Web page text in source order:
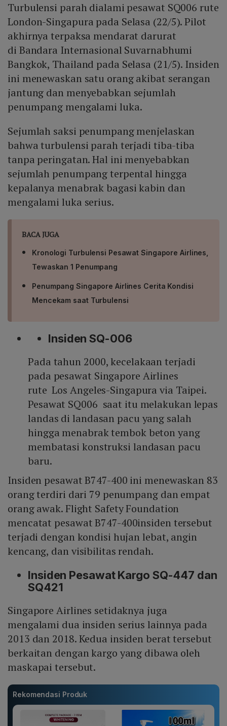
Turbulensi parah dialami pesawat SQ006 rute
London-Singapura pada Selasa (22/5). Pilot
akhirnya terpaksa mendarat darurat
di Bandara Internasional Suvarnabhumi
Bangkok, Thailand pada Selasa (21/5). Insiden
ini menewaskan satu orang akibat serangan
jantung dan menyebabkan sejumlah
penumpang mengalami luka.
Sejumlah saksi penumpang menjelaskan
bahwa turbulensi parah terjadi tiba-tiba
tanpa peringatan. Hal ini menyebabkan
sejumlah penumpang terpental hingga
kepalanya menabrak bagasi kabin dan
mengalami luka serius.
BACA JUGA
Kronologi Turbulensi Pesawat Singapore Airlines,
Tewaskan 1 Penumpang
Penumpang Singapore Airlines Cerita Kondisi
Mencekam saat Turbulensi
Insiden SQ-006
Pada tahun 2000, kecelakaan terjadi
pada pesawat Singapore Airlines
rute Los Angeles-Singapura via Taipei.
Pesawat SQ006 saat itu melakukan lepas
landas di landasan pacu yang salah
hingga menabrak tembok beton yang
membatasi konstruksi landasan pacu
baru.
Insiden pesawat B747-400 ini menewaskan 83
orang terdiri dari 79 penumpang dan empat
orang awak. Flight Safety Foundation
mencatat pesawat B747-400insiden tersebut
terjadi dengan kondisi hujan lebat, angin
kencang, dan visibilitas rendah.
Insiden Pesawat Kargo SQ-447 dan
SQ421
Singapore Airlines setidaknya juga
mengalami dua insiden serius lainnya pada
2013 dan 2018. Kedua insiden berat tersebut
berkaitan dengan kargo yang dibawa oleh
maskapai tersebut.
Rekomendasi Produk